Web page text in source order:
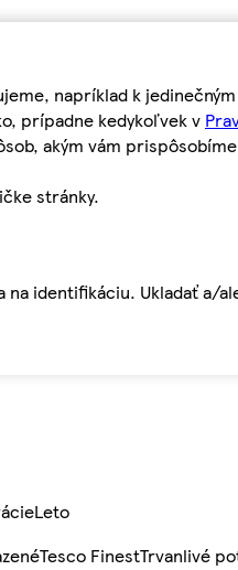
napríklad k
prípadne kedykoľvek v
akým vám
stránky.
identifikáciu. Ukladať a/
Leto
Tesco FinestTrvanlivé